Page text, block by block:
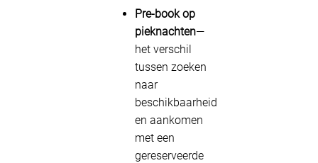
Pre-book op
pieknachten—
het verschil
tussen zoeken
naar
beschikbaarheid
en aankomen
met een
gereserveerde